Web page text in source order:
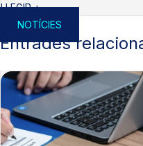
LLEGIR +
NOTÍCIES
Entrades